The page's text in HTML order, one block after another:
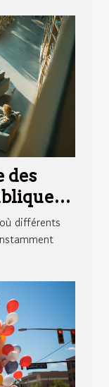
des
le
différents